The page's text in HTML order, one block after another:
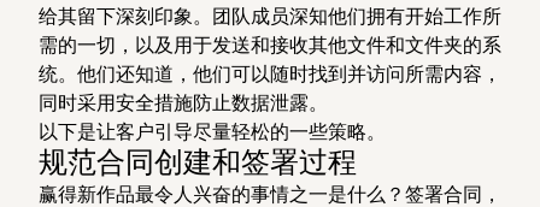
给其留下深刻印象。团队成员深知他们拥有开始工作所
需的一切，以及用于发送和接收其他文件和文件夹的系
统。他们还知道，他们可以随时找到并访问所需内容，
同时采用安全措施防止数据泄露。
以下是让客户引导尽量轻松的一些策略。
规范合同创建和签署过程
赢得新作品最令人兴奋的事情之一是什么？签署合同，